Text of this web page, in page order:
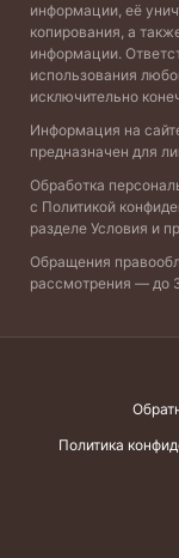
информации, её
копирования, а
информации.
использования
исключительно
Информация на
предназначен для
Обработка
с Политикой
разделе Условия и
Обращения
рассмотрения — до
Политика